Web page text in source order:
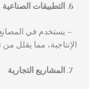
التطبيقات الصناعية
– يستخدم في
الإنتاجية، مما يقلل
المشاريع التجارية